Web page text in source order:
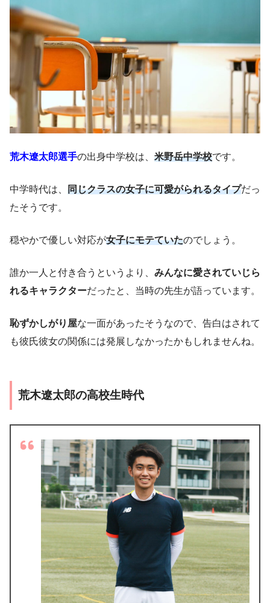
荒木遼太郎選手の出身中学校は、 米野岳中学校です。
中学時代は、 同じクラスの女子に可愛がられるタイプだっ
たそうです。
穏やかで優しい対応が女子にモテていたのでしょう。
誰か一人と付き合うというより、 みんなに愛されていじら
れるキャラクターだったと、当時の先生が語っています。
恥ずかしがり屋な一面があったそうなので、告白はされて
も彼氏彼女の関係には発展しなかったかもしれませんね。
荒木遼太郎の高校生時代